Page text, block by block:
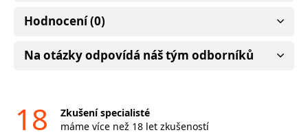
Hodnocení (0)
Na otázky odpovídá náš tým odborníků
18
Zkušení specialisté
máme více než 18 let zkušeností